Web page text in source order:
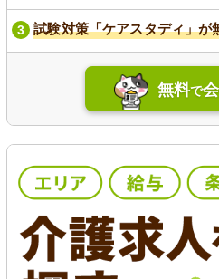
3 試験対策「ケアスタディ」が
無料で